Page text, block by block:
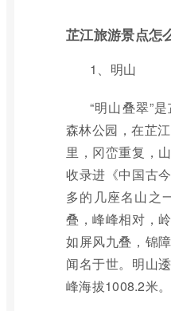
芷江旅游景点怎
1、明山
“明山叠翠”
森林公园，在芷
里，冈峦重复，
收录进《中国古
多的几座名山之
叠，峰峰相对，
如屏风九叠，锦
闻名于世。明山
峰海拔1008.2米。